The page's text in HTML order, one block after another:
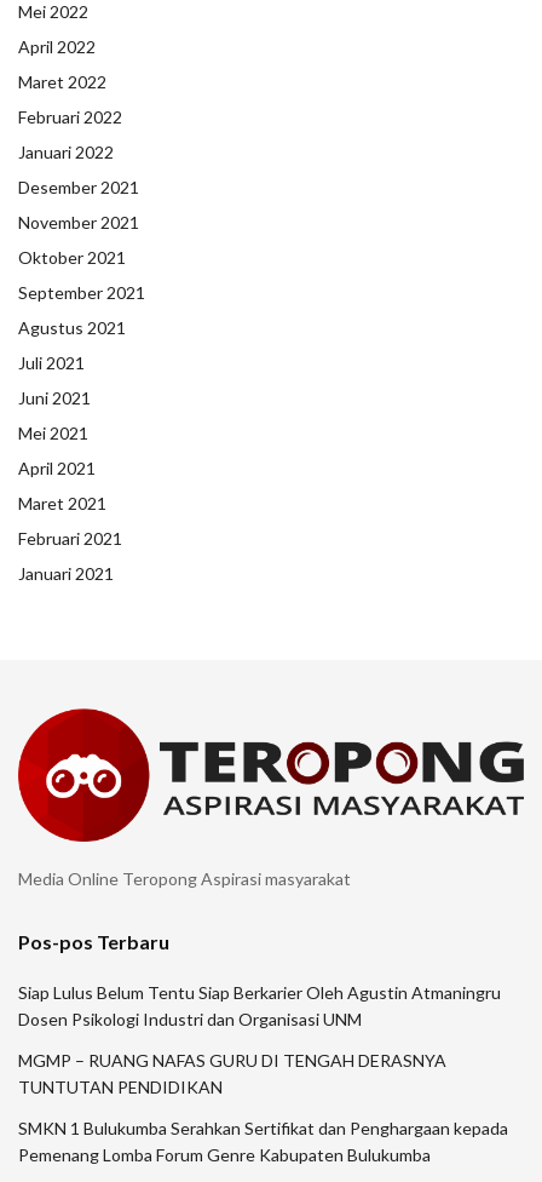
Mei 2022
April 2022
Maret 2022
Februari 2022
Januari 2022
Desember 2021
November 2021
Oktober 2021
September 2021
Agustus 2021
Juli 2021
Juni 2021
Mei 2021
April 2021
Maret 2021
Februari 2021
Januari 2021
Media Online Teropong Aspirasi masyarakat
Pos-pos Terbaru
Siap Lulus Belum Tentu Siap Berkarier Oleh Agustin Atmaningru
Dosen Psikologi Industri dan Organisasi UNM
MGMP – RUANG NAFAS GURU DI TENGAH DERASNYA
TUNTUTAN PENDIDIKAN
SMKN 1 Bulukumba Serahkan Sertifikat dan Penghargaan kepada
Pemenang Lomba Forum Genre Kabupaten Bulukumba